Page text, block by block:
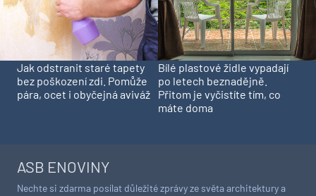
Jak odstranit staré tapety
bez poškození zdi. Pomůže
pára, ocet i obyčejná aviváž
Bílé plastové židle vypadají
po letech beznadějně.
Přitom je vyčistíte tím, co
máte doma
ASB ENOVINY
Nechte si zdarma posílat důležité zprávy ze světa architektury a